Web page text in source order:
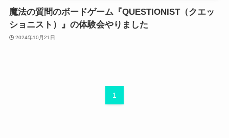
魔法の質問のボードゲーム『QUESTIONIST（クエッ
ショニスト）』の体験会やりました
2024年10月21日
1